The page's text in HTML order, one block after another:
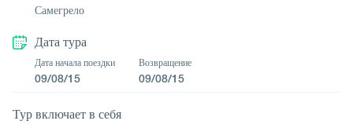
Самегрело
Дата тура
Дата начала поездки
09/08/15
Возвращение
09/08/15
Тур включает в себя